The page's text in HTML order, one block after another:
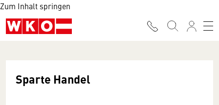
Zum Inhalt springen
Sparte Handel